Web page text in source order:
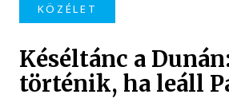
KÖZÉLET
Késéltánc a
történik, ha leáll